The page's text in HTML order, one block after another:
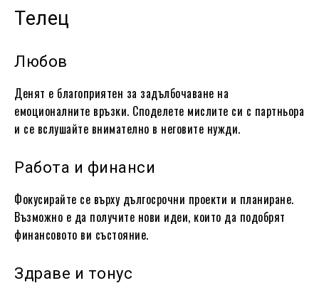
Телец
Любов
Денят е благоприятен за задълбочаване на
емоционалните връзки. Споделете мислите си с партньора
и се вслушайте внимателно в неговите нужди.
Работа и финанси
Фокусирайте се върху дългосрочни проекти и планиране.
Възможно е да получите нови идеи, които да подобрят
финансовото ви състояние.
Здраве и тонус